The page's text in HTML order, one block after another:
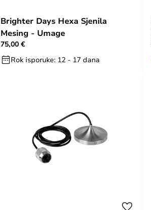
Brighter Days Hexa Sjenila
Mesing - Umage
75,00 €
Rok isporuke: 12 - 17 dana